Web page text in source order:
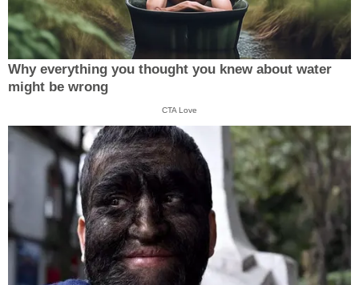
Why everything you thought you knew about water
might be wrong
CTA Love